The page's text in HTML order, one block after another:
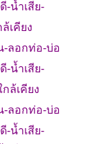
-น้ำเสีย-
เคียง
-ลอกท่อ-บ่อ
-น้ำเสีย-
ล้เคียง
-ลอกท่อ-บ่อ
-น้ำเสีย-